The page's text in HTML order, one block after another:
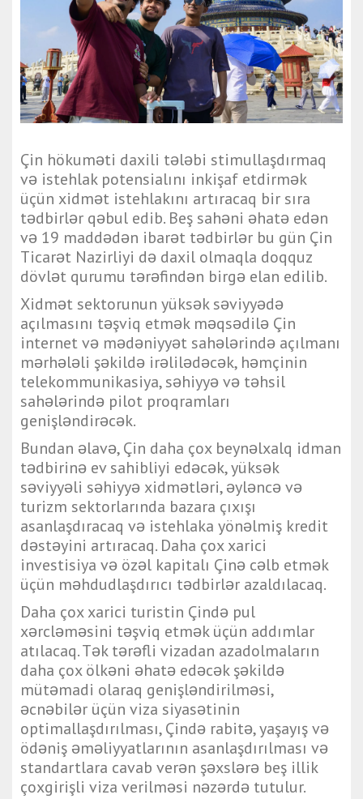
Çin hökuməti daxili tələbi stimullaşdırmaq
və istehlak potensialını inkişaf etdirmək
üçün xidmət istehlakını artıracaq bir sıra
tədbirlər qəbul edib. Beş sahəni əhatə edən
və 19 maddədən ibarət tədbirlər bu gün Çin
Ticarət Nazirliyi də daxil olmaqla doqquz
dövlət qurumu tərəfindən birgə elan edilib.
Xidmət sektorunun yüksək səviyyədə
açılmasını təşviq etmək məqsədilə Çin
internet və mədəniyyət sahələrində açılmanı
mərhələli şəkildə irəlilədəcək, həmçinin
telekommunikasiya, səhiyyə və təhsil
sahələrində pilot proqramları
genişləndirəcək.
Bundan əlavə, Çin daha çox beynəlxalq idman
tədbirinə ev sahibliyi edəcək, yüksək
səviyyəli səhiyyə xidmətləri, əyləncə və
turizm sektorlarında bazara çıxışı
asanlaşdıracaq və istehlaka yönəlmiş kredit
dəstəyini artıracaq. Daha çox xarici
investisiya və özəl kapitalı Çinə cəlb etmək
üçün məhdudlaşdırıcı tədbirlər azaldılacaq.
Daha çox xarici turistin Çində pul
xərcləməsini təşviq etmək üçün addımlar
atılacaq. Tək tərəfli vizadan azadolmaların
daha çox ölkəni əhatə edəcək şəkildə
mütəmadi olaraq genişləndirilməsi,
əcnəbilər üçün viza siyasətinin
optimallaşdırılması, Çində rabitə, yaşayış və
ödəniş əməliyyatlarının asanlaşdırılması və
standartlara cavab verən şəxslərə beş illik
çoxgirişli viza verilməsi nəzərdə tutulur.